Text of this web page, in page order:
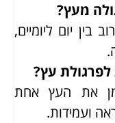
מעץ?
בין יום ליומיים,
עץ?
את העץ אחת
ועמידות.